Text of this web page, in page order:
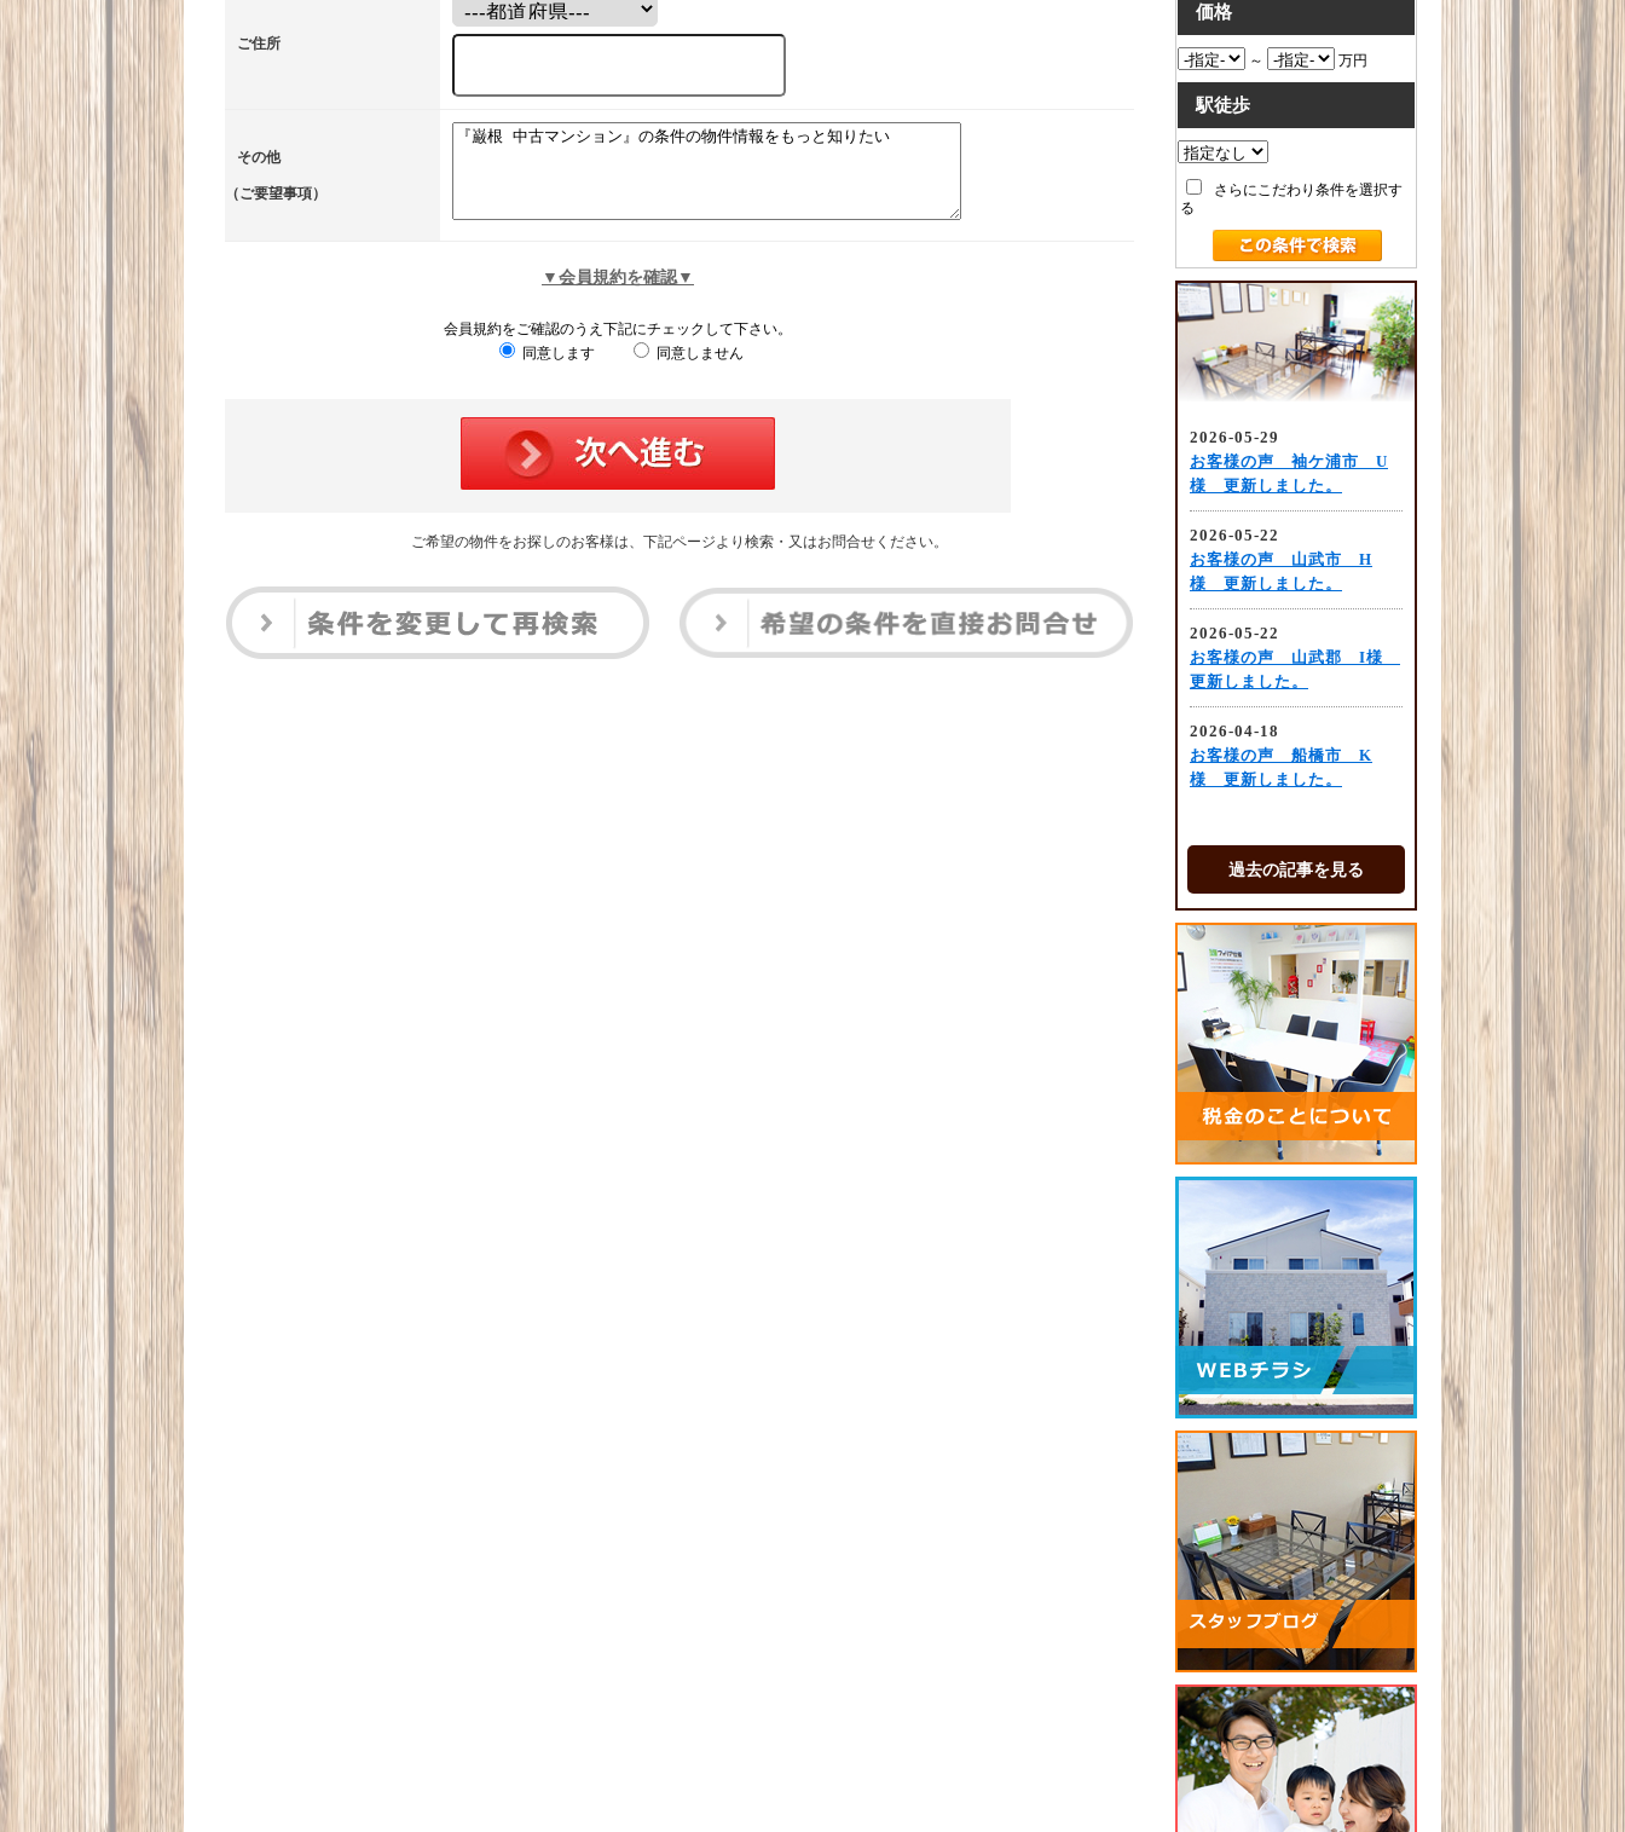
ご住所
その他
（ご要望事項）
▼会員規約を確認▼
会員規約をご確認のうえ下記にチェックして下さい。
同意します
同意しません
ご希望の物件をお探しのお客様は、下記ページより検索・又はお問合せください。
価格
～ 万円
駅徒歩
さらにこだわり条件を選択す
る
過去の記事を見る